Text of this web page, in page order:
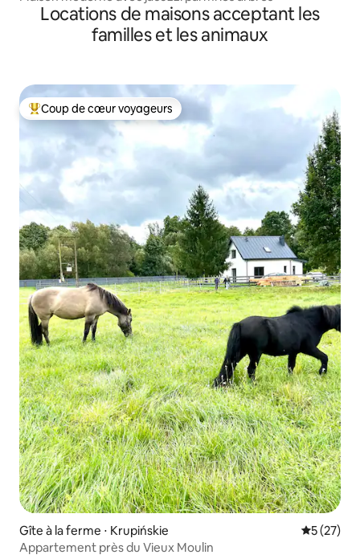
Locations de maisons acceptant les
familles et les animaux
Coups de cœur voyageurs les plus appréciés
Coup de cœur voyageurs
Gîte à la ferme ⋅ Krupińskie
5 (27)
Appartement près du Vieux Moulin